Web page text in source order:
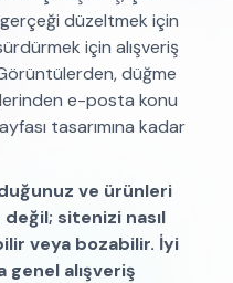
düzeltmek için
için alışveriş
düğme
e-posta konu
tasarımına kadar
ve ürünleri
sitenizi nasıl
veya bozabilir. İyi
genel alışveriş